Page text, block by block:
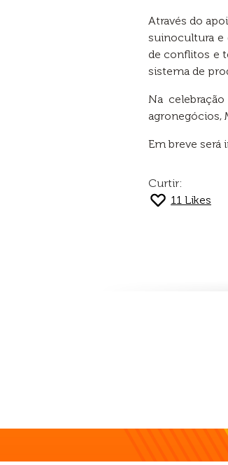
Através do
suinocultura e
de conflitos e
sistema de
Na
agronegócios,
Em breve será
Curtir:
11 Likes